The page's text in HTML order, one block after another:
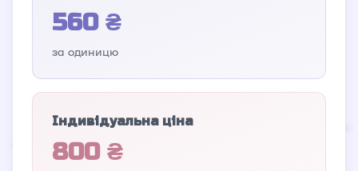
560 ₴
за одиницю
Індивідуальна ціна
800 ₴